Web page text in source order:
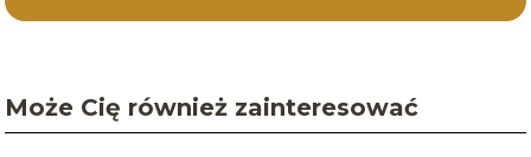
Może Cię również zainteresować